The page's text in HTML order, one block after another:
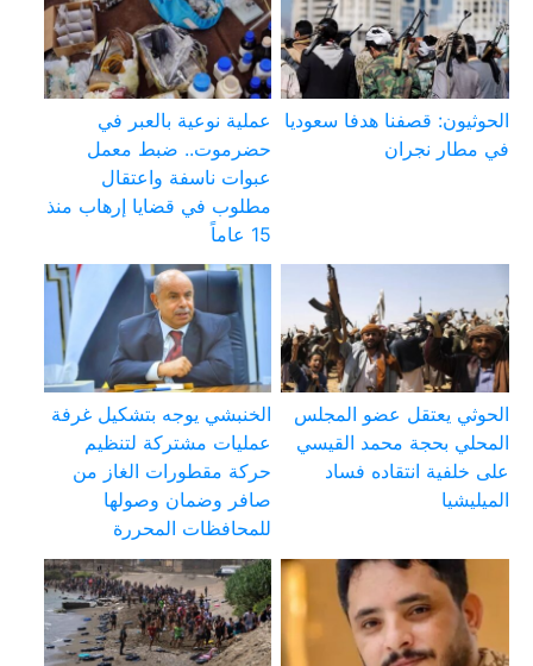
الحوثيون: قصفنا هدفا سعوديا
في مطار نجران
عملية نوعية بالعبر في
حضرموت.. ضبط معمل
عبوات ناسفة واعتقال
مطلوب في قضايا إرهاب منذ
15 عاماً
الحوثي يعتقل عضو المجلس
المحلي بحجة محمد القيسي
على خلفية انتقاده فساد
الميليشيا
الخنبشي يوجه بتشكيل غرفة
عمليات مشتركة لتنظيم
حركة مقطورات الغاز من
صافر وضمان وصولها
للمحافظات المحررة